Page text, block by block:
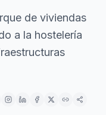
de viviendas
a la hostelería